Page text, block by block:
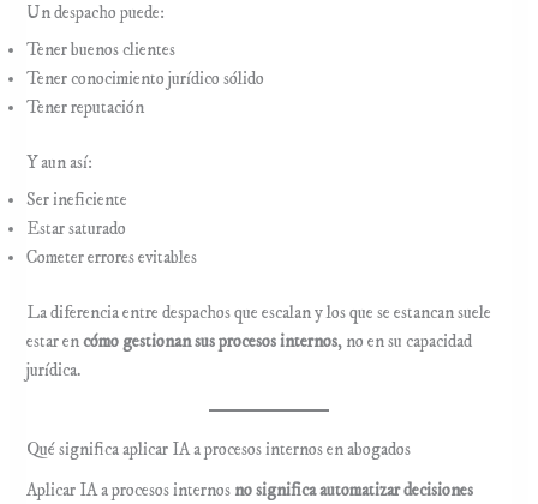
Un despacho puede:
Tener buenos clientes
Tener conocimiento jurídico sólido
Tener reputación
Y aun así:
Ser ineficiente
Estar saturado
Cometer errores evitables
La diferencia entre despachos que escalan y los que se estancan suele
estar encómo gestionan sus procesos internos, no en su capacidad
jurídica.
Qué significa aplicar IA a procesos internos en abogados
Aplicar IA a procesos internos no significa automatizar decisiones